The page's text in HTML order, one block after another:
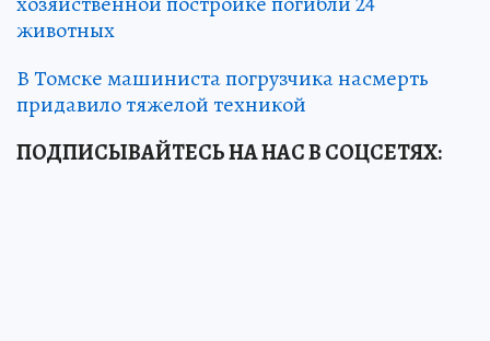
животных
В Томске машиниста погрузчика насмерть
придавило тяжелой техникой
ПОДПИСЫВАЙТЕСЬ НА НАС В СОЦСЕТЯХ: